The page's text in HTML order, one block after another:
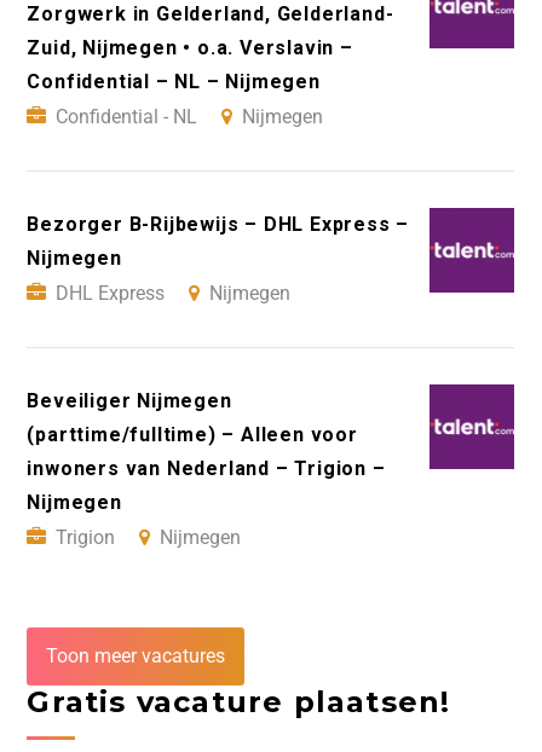
Zorgwerk in Gelderland, Gelderland-
Zuid, Nijmegen • o.a. Verslavin –
Confidential – NL – Nijmegen
Confidential - NL
Nijmegen
Bezorger B-Rijbewijs – DHL Express –
Nijmegen
DHL Express
Nijmegen
Beveiliger Nijmegen
(parttime/fulltime) – Alleen voor
inwoners van Nederland – Trigion –
Nijmegen
Trigion
Nijmegen
Toon meer vacatures
Gratis vacature plaatsen!